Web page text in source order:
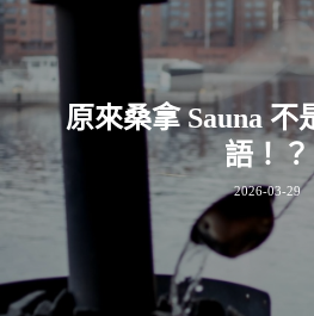
原來桑拿 Sauna 不
語！？
2026-03-29